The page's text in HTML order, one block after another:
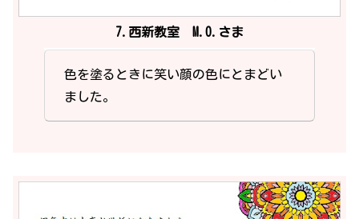
7.西新教室 M.O.さま
色を塗るときに笑い顔の色にとまどい
ました。